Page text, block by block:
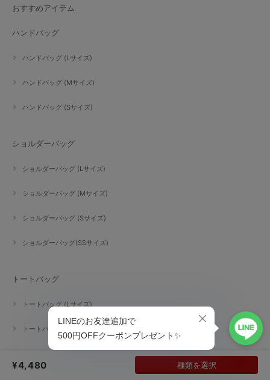
おすすめアイテム
ハンドバッグ
ハンドバッグ (Lサイズ)
ハンドバッグ (Mサイズ)
ハンドバッグ (Sサイズ)
ショルダーバッグ
ショルダーバッグ (Lサイズ)
ショルダーバッグ (Mサイズ)
ショルダーバッグ (Sサイズ)
ショルダーバッグ(SSサイズ)
トートバッグ
トートバッグ (Lサイズ)
トートバッグ (Mサイズ)
¥4,480 種類を選択